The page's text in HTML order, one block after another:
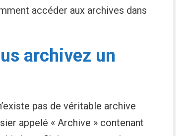
accéder aux archives dans
archivez un
pas de véritable archive
appelé « Archive » contenant